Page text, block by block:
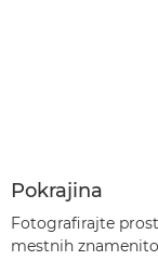
Pokrajina
Fotografirajte
mestnih